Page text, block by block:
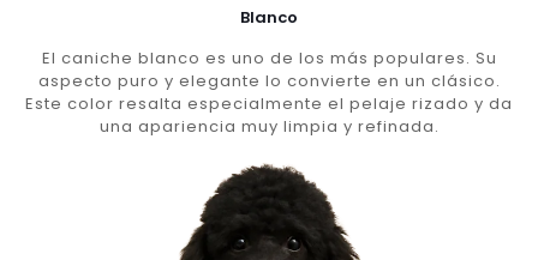
Blanco
El caniche blanco es uno de los más populares. Su
aspecto puro y elegante lo convierte en un clásico.
Este color resalta especialmente el pelaje rizado y da
una apariencia muy limpia y refinada.